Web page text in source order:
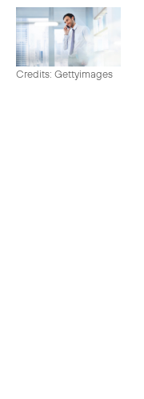
Credits: Gettyimages